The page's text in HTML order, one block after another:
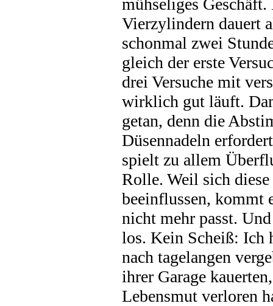
mühseliges
Vierzylindern dauert
schonmal zwei
gleich der erste
drei Versuche mit
wirklich gut läuft.
getan, denn die
Düsennadeln
spielt zu allem
Rolle. Weil sich
beeinflussen, kommt
nicht mehr passt.
los. Kein Scheiß: Ich
nach tagelangen
ihrer Garage
Lebensmut verloren